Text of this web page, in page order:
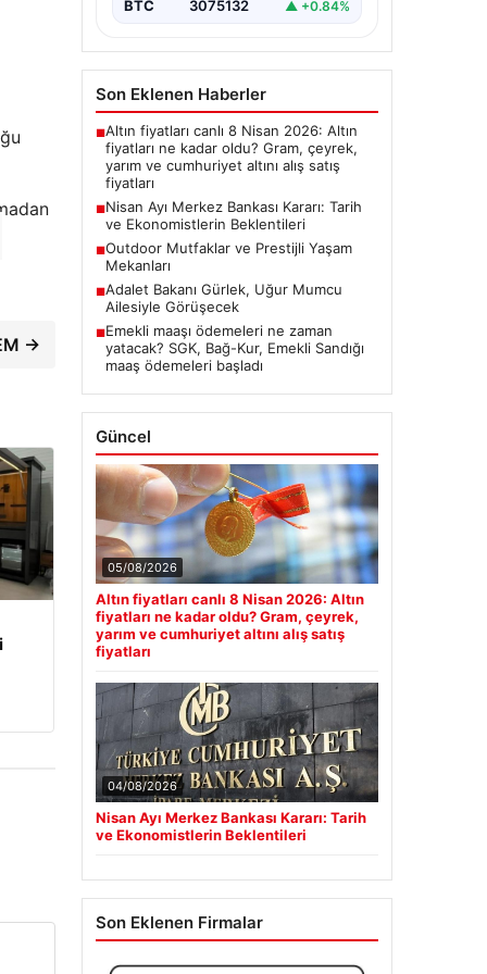
→
BTC 3075132 ▲ +0.84%
Son Eklenen Haberler
■Altın fiyatları canlı 8 Nisan 2026: Altın
fiyatları ne kadar oldu? Gram, çeyrek,
yarım ve cumhuriyet altını alış satış
fiyatları
■Nisan Ayı Merkez Bankası Kararı: Tarih
ve Ekonomistlerin Beklentileri
■Outdoor Mutfaklar ve Prestijli Yaşam
Mekanları
■Adalet Bakanı Gürlek, Uğur Mumcu
Ailesiyle Görüşecek
■Emekli maaşı ödemeleri ne zaman
yatacak? SGK, Bağ-Kur, Emekli Sandığı
maaş ödemeleri başladı
Güncel
05/08/2026
Altın fiyatları canlı 8 Nisan 2026: Altın
fiyatları ne kadar oldu? Gram, çeyrek,
yarım ve cumhuriyet altını alış satış
fiyatları
04/08/2026
Nisan Ayı Merkez Bankası Kararı: Tarih
ve Ekonomistlerin Beklentileri
Son Eklenen Firmalar